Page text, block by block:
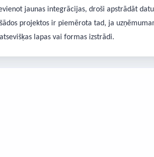
jaunas integrācijas, droši apstrādāt
projektos ir piemērota tad, ja
lapas vai formas izstrādi.